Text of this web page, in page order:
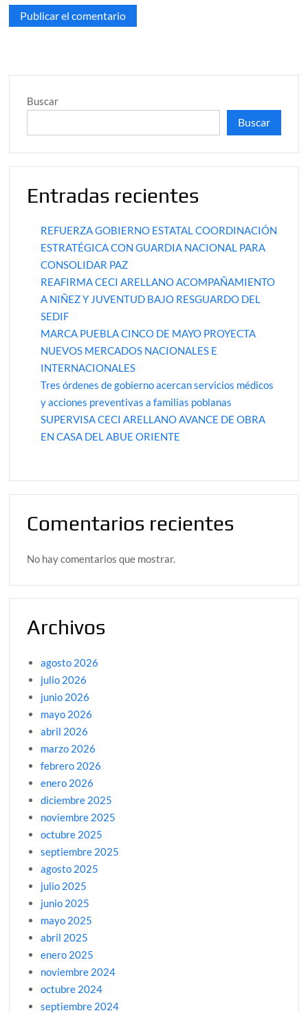
Buscar
Buscar
Entradas recientes
REFUERZA GOBIERNO ESTATAL COORDINACIÓN
ESTRATÉGICA CON GUARDIA NACIONAL PARA
CONSOLIDAR PAZ
REAFIRMA CECI ARELLANO ACOMPAÑAMIENTO
A NIÑEZ Y JUVENTUD BAJO RESGUARDO DEL
SEDIF
MARCA PUEBLA CINCO DE MAYO PROYECTA
NUEVOS MERCADOS NACIONALES E
INTERNACIONALES
Tres órdenes de gobierno acercan servicios médicos
y acciones preventivas a familias poblanas
SUPERVISA CECI ARELLANO AVANCE DE OBRA
EN CASA DEL ABUE ORIENTE
Comentarios recientes
No hay comentarios que mostrar.
Archivos
agosto 2026
julio 2026
junio 2026
mayo 2026
abril 2026
marzo 2026
febrero 2026
enero 2026
diciembre 2025
noviembre 2025
octubre 2025
septiembre 2025
agosto 2025
julio 2025
junio 2025
mayo 2025
abril 2025
enero 2025
noviembre 2024
octubre 2024
septiembre 2024